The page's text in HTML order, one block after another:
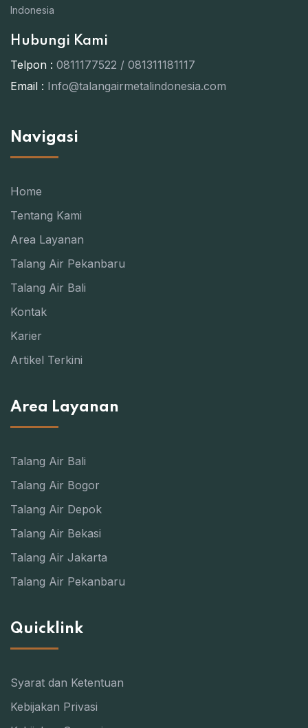
Indonesia
Hubungi Kami
Telpon : 0811177522 / 081311181117
Email : Info@talangairmetalindonesia.com
Navigasi
Home
Tentang Kami
Area Layanan
Talang Air Pekanbaru
Talang Air Bali
Kontak
Karier
Artikel Terkini
Area Layanan
Talang Air Bali
Talang Air Bogor
Talang Air Depok
Talang Air Bekasi
Talang Air Jakarta
Talang Air Pekanbaru
Quicklink
Syarat dan Ketentuan
Kebijakan Privasi